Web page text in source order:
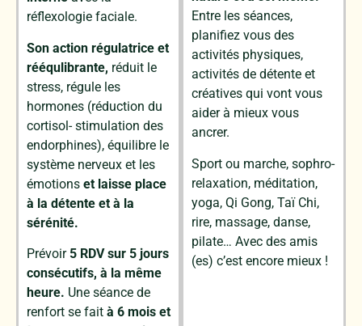
réflexologie faciale.
Son action régulatrice et
rééqulibrante, réduit le
stress, régule les
hormones (réduction du
cortisol- stimulation des
endorphines), équilibre le
système nerveux et les
émotions et laisse place
à la détente et à la
sérénité.
Prévoir5 RDV sur 5 jours
consécutifs, à la même
heure. Une séance de
renfort se fait à 6 mois et
Entre les séances,
planifiez vous des
activités physiques,
activités de détente et
créatives qui vont vous
aider à mieux vous
ancrer.
Sport ou marche, sophro-
relaxation, méditation,
yoga, Qi Gong, Taï Chi,
rire, massage, danse,
pilate… Avec des amis
(es) c’est encore mieux !